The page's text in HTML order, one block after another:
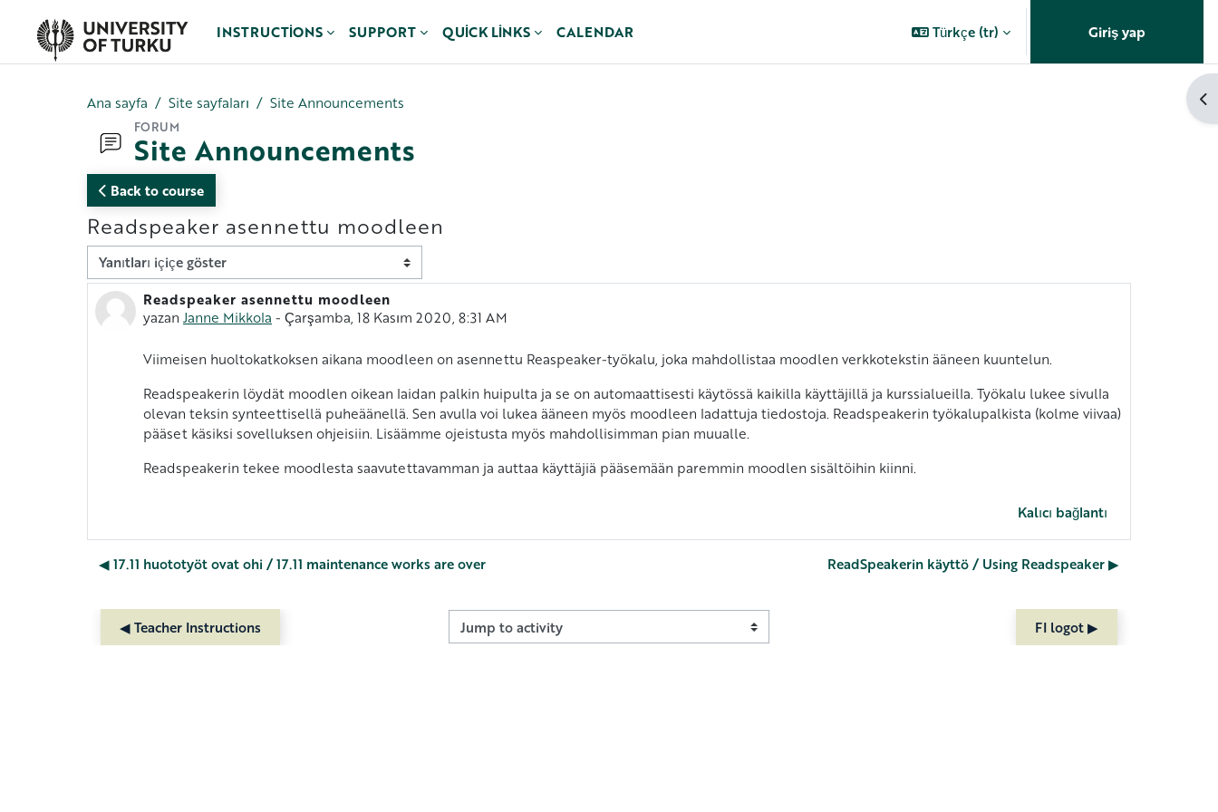
INSTRUCTIONS
SUPPORT QUICK LINKS CALENDAR Türkçe ‎(tr)‎ Giriş yap
Ana sayfa Site sayfaları Site Announcements
FORUM
Site Announcements
Back to course
Readspeaker asennettu moodleen
Görünüm modu
Readspeaker asennettu moodleen
yazan Janne Mikkola - Çarşamba, 18 Kasım 2020, 8:31 AM
Yanıt sayısı: 0
Viimeisen huoltokatkoksen aikana moodleen on asennettu Reaspeaker-työkalu, joka mahdollistaa moodlen verkkotekstin ääneen kuuntelun.
Readspeakerin löydät moodlen oikean laidan palkin huipulta ja se on automaattisesti käytössä kaikilla käyttäjillä ja kurssialueilla. Työkalu lukee sivulla
olevan teksin synteettisellä puheäänellä. Sen avulla voi lukea ääneen myös moodleen ladattuja tiedostoja. Readspeakerin työkalupalkista (kolme viivaa)
pääset käsiksi sovelluksen ohjeisiin. Lisäämme ojeistusta myös mahdollisimman pian muualle.
Readspeakerin tekee moodlesta saavutettavamman ja auttaa käyttäjiä pääsemään paremmin moodlen sisältöihin kiinni.
Kalıcı bağlantı
◀︎ 17.11 huototyöt ovat ohi / 17.11 maintenance works are over ReadSpeakerin käyttö / Using Readspeaker ▶︎
◀︎ Teacher Instructions Jump to activity FI logot ▶︎